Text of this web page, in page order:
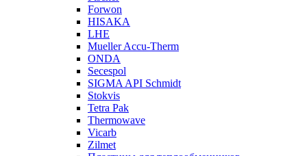
Forwon
HISAKA
LHE
Mueller Accu-Therm
ONDA
Secespol
SIGMA API Schmidt
Stokvis
Tetra Pak
Thermowave
Vicarb
Zilmet